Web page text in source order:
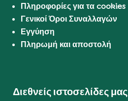
Πληροφορίες για τα cookies
Γενικοί Όροι Συναλλαγών
Εγγύηση
Πληρωμή και αποστολή
Διεθνείς ιστοσελίδες μας